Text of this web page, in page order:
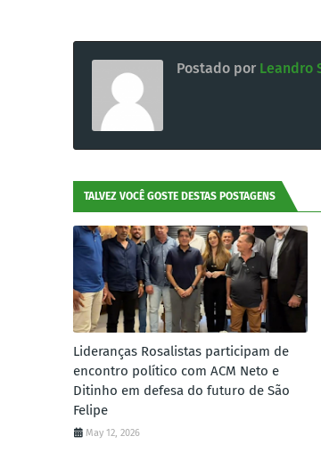
Postado por Leandro
TALVEZ VOCÊ GOSTE DESTAS POSTAGENS
Lideranças Rosalistas participam de
encontro político com ACM Neto e
Ditinho em defesa do futuro de São
Felipe
May 12, 2026